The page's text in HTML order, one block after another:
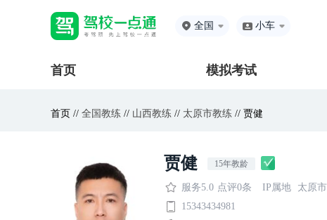
全国 小车
首页 模拟考试
首页 // 全国教练 // 山西教练 // 太原市教练 // 贾健
贾健 15年教龄
服务5.0 点评0条 IP属地
太原市
15343434981